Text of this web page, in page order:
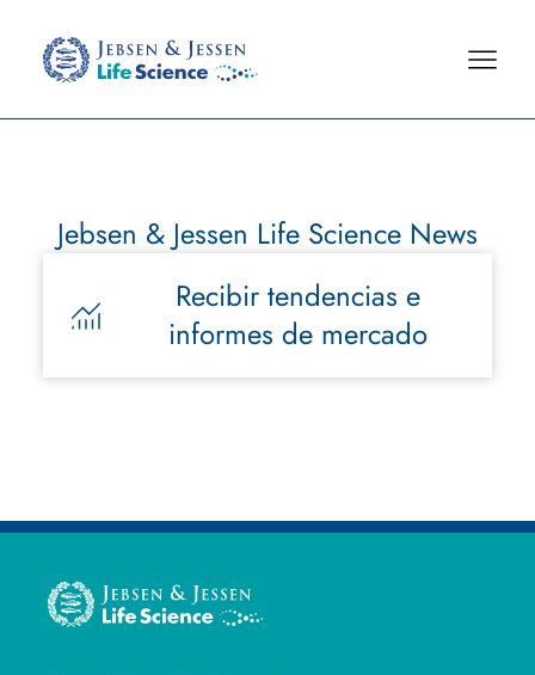
Jebsen & Jessen Life Science News
Recibir tendencias e
informes de mercado